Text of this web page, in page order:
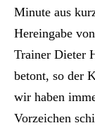
Minute aus
Hereingabe
Trainer Dieter
betont, so der
wir haben
Vorzeichen